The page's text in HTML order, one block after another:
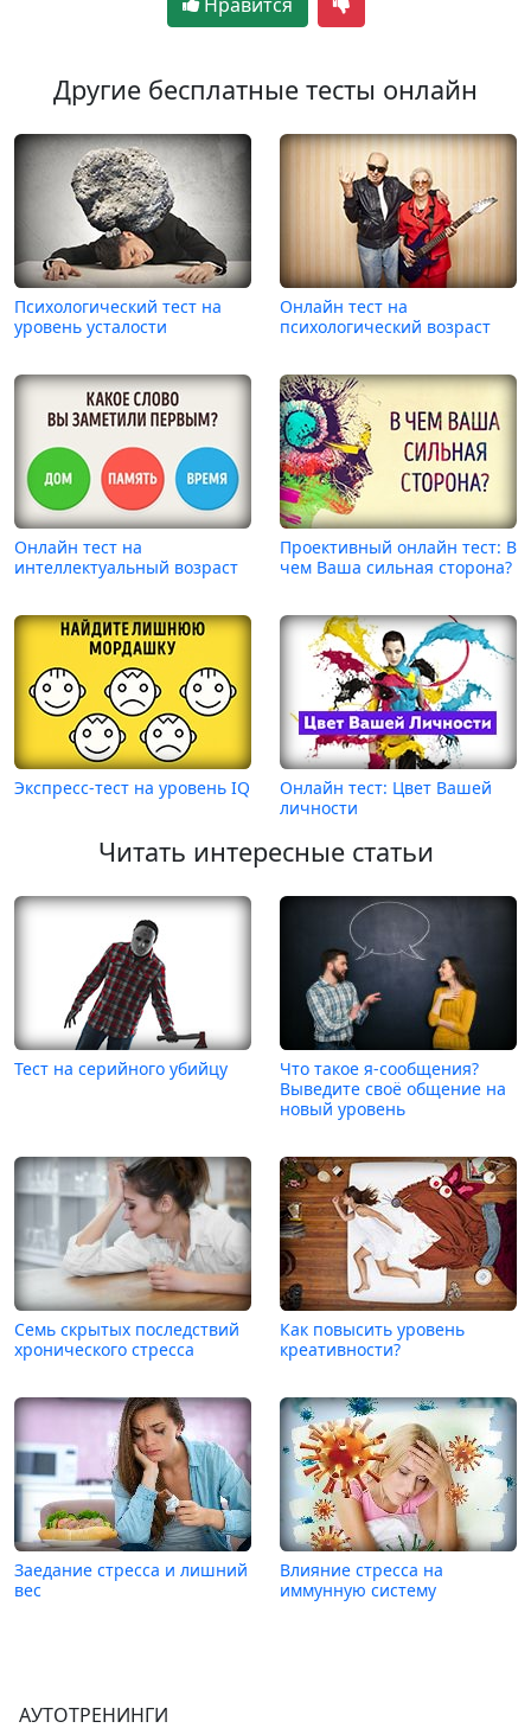
Нравится
Другие бесплатные тесты онлайн
Психологический тест на
уровень усталости
Онлайн тест на
психологический возраст
Онлайн тест на
интеллектуальный возраст
Проективный онлайн тест: В
чем Ваша сильная сторона?
Экспресс-тест на уровень IQ
Онлайн тест: Цвет Вашей
личности
Читать интересные статьи
Тест на серийного убийцу
Что такое я-сообщения?
Выведите своё общение на
новый уровень
Семь скрытых последствий
хронического стресса
Как повысить уровень
креативности?
Заедание стресса и лишний
вес
Влияние стресса на
иммунную систему
АУТОТРЕНИНГИ